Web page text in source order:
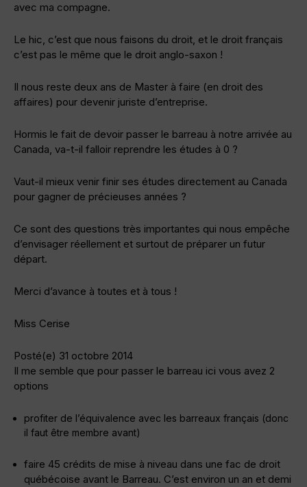
avec ma compagne.
Le hic, c’est que nous faisons du droit, et le droit français
c’est pas le même que le droit anglo-saxon !
Il nous reste deux ans de Master à faire (en droit des
affaires) pour devenir juriste d’entreprise.
Hormis le fait de devoir passer le barreau à notre arrivée au
Canada, va-t-il falloir reprendre les études à 0 ?
Vaut-il mieux venir finir ses études directement au Canada
pour gagner de précieuses années ?
Ce sont des questions très importantes qui nous empêche
d’envisager réellement et surtout de préparer un futur
départ.
Merci d’avance à toutes et à tous !
Miss Cerise
Posté(e) 31 octobre 2014
Il me semble que pour passer le barreau ici vous avez 2
options
profiter de l’équivalence avec les barreaux français (donc
il faut être membre avant)
faire 45 crédits de mise à niveau dans une fac de droit
québécoise avant le Barreau. C’est environ un an et demi